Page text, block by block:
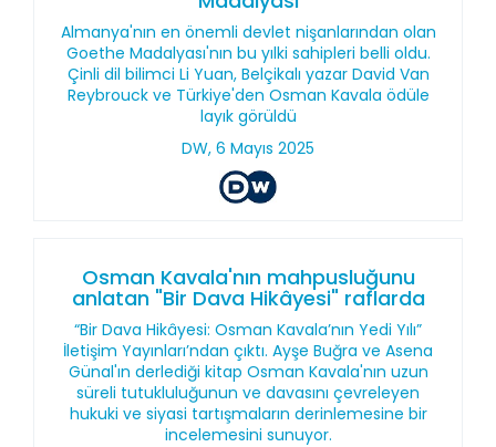
Almanya'nın en önemli devlet nişanlarından olan
Goethe Madalyası'nın bu yılki sahipleri belli oldu.
Çinli dil bilimci Li Yuan, Belçikalı yazar David Van
Reybrouck ve Türkiye'den Osman Kavala ödüle
layık görüldü
DW, 6 Mayıs 2025
Osman Kavala'nın mahpusluğunu
anlatan "Bir Dava Hikâyesi" raflarda
“Bir Dava Hikâyesi: Osman Kavala’nın Yedi Yılı”
İletişim Yayınları’ndan çıktı. Ayşe Buğra ve Asena
Günal'ın derlediği kitap Osman Kavala'nın uzun
süreli tutukluluğunun ve davasını çevreleyen
hukuki ve siyasi tartışmaların derinlemesine bir
incelemesini sunuyor.